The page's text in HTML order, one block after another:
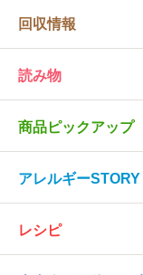
PR
回収情報
読み物
商品ピックアップ
アレルギーSTORY